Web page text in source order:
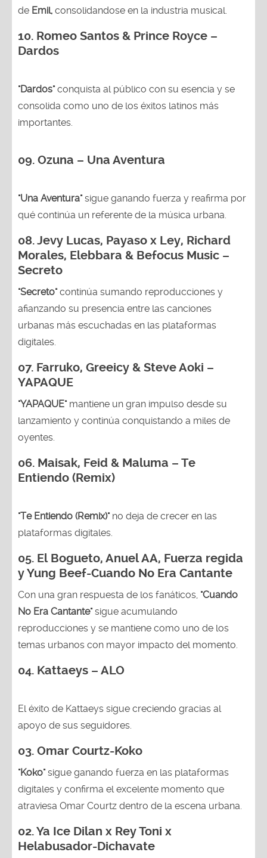
de Emil, consolidandose en la industria musical.
10. Romeo Santos & Prince Royce –
Dardos
"Dardos"conquista al público con su esencia y se
consolida como uno de los éxitos latinos más
importantes.
09. Ozuna – Una Aventura
"Una Aventura"sigue ganando fuerza y reafirma por
qué continúa un referente de la música urbana.
08. Jevy Lucas, Payaso x Ley, Richard
Morales, Elebbara & Befocus Music –
Secreto
"Secreto"continúa sumando reproducciones y
afianzando su presencia entre las canciones
urbanas más escuchadas en las plataformas
digitales.
07. Farruko, Greeicy & Steve Aoki –
YAPAQUE
"YAPAQUE"mantiene un gran impulso desde su
lanzamiento y continúa conquistando a miles de
oyentes.
06. Maisak, Feid & Maluma – Te
Entiendo (Remix)
"Te Entiendo (Remix)"no deja de crecer en las
plataformas digitales.
05. El Bogueto, Anuel AA, Fuerza regida
y Yung Beef-Cuando No Era Cantante
Con una gran respuesta de los fanáticos, "Cuando
No Era Cantante"sigue acumulando
reproducciones y se mantiene como uno de los
temas urbanos con mayor impacto del momento.
04. Kattaeys – ALO
El éxito de Kattaeys sigue creciendo gracias al
apoyo de sus seguidores.
03. Omar Courtz-Koko
"Koko"sigue ganando fuerza en las plataformas
digitales y confirma el excelente momento que
atraviesa Omar Courtz dentro de la escena urbana.
02.Ya Ice Dilan x Rey Toni x
Helabusador-Dichavate